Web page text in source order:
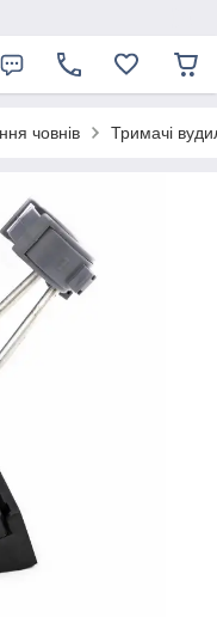
човнів Тримачі